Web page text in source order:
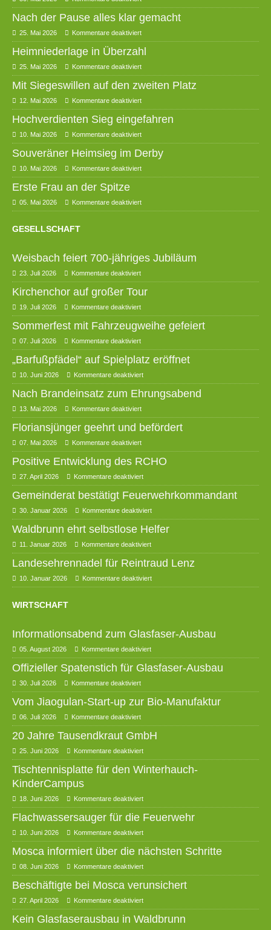
Nach der Pause alles klar gemacht
25. Mai 2026 Kommentare deaktiviert
Heimniederlage in Überzahl
25. Mai 2026 Kommentare deaktiviert
Mit Siegeswillen auf den zweiten Platz
12. Mai 2026 Kommentare deaktiviert
Hochverdienten Sieg eingefahren
10. Mai 2026 Kommentare deaktiviert
Souveräner Heimsieg im Derby
10. Mai 2026 Kommentare deaktiviert
Erste Frau an der Spitze
05. Mai 2026 Kommentare deaktiviert
GESELLSCHAFT
Weisbach feiert 700-jähriges Jubiläum
23. Juli 2026 Kommentare deaktiviert
Kirchenchor auf großer Tour
19. Juli 2026 Kommentare deaktiviert
Sommerfest mit Fahrzeugweihe gefeiert
07. Juli 2026 Kommentare deaktiviert
„Barfußpfädel“ auf Spielplatz eröffnet
10. Juni 2026 Kommentare deaktiviert
Nach Brandeinsatz zum Ehrungsabend
13. Mai 2026 Kommentare deaktiviert
Floriansjünger geehrt und befördert
07. Mai 2026 Kommentare deaktiviert
Positive Entwicklung des RCHO
27. April 2026 Kommentare deaktiviert
Gemeinderat bestätigt Feuerwehrkommandant
30. Januar 2026 Kommentare deaktiviert
Waldbrunn ehrt selbstlose Helfer
11. Januar 2026 Kommentare deaktiviert
Landesehrennadel für Reintraud Lenz
10. Januar 2026 Kommentare deaktiviert
WIRTSCHAFT
Informationsabend zum Glasfaser-Ausbau
05. August 2026 Kommentare deaktiviert
Offizieller Spatenstich für Glasfaser-Ausbau
30. Juli 2026 Kommentare deaktiviert
Vom Jiaogulan-Start-up zur Bio-Manufaktur
06. Juli 2026 Kommentare deaktiviert
20 Jahre Tausendkraut GmbH
25. Juni 2026 Kommentare deaktiviert
Tischtennisplatte für den Winterhauch-
KinderCampus
18. Juni 2026 Kommentare deaktiviert
Flachwassersauger für die Feuerwehr
10. Juni 2026 Kommentare deaktiviert
Mosca informiert über die nächsten Schritte
08. Juni 2026 Kommentare deaktiviert
Beschäftigte bei Mosca verunsichert
27. April 2026 Kommentare deaktiviert
Kein Glasfaserausbau in Waldbrunn